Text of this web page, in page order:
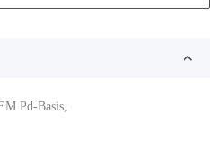
Pd-Basis,